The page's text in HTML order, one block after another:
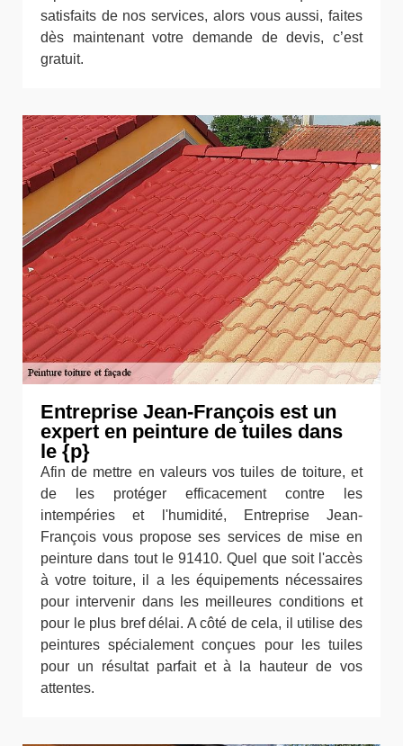
satisfaits de nos services, alors vous aussi, faites
dès maintenant votre demande de devis, c’est
gratuit.
Entreprise Jean-François est un
expert en peinture de tuiles dans
le {p}
Afin de mettre en valeurs vos tuiles de toiture, et
de les protéger efficacement contre les
intempéries et l'humidité, Entreprise Jean-
François vous propose ses services de mise en
peinture dans tout le 91410. Quel que soit l'accès
à votre toiture, il a les équipements nécessaires
pour intervenir dans les meilleures conditions et
pour le plus bref délai. A côté de cela, il utilise des
peintures spécialement conçues pour les tuiles
pour un résultat parfait et à la hauteur de vos
attentes.